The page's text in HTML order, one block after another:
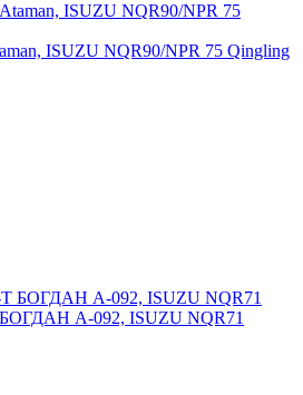
ISUZU NQR90/NPR 75 Qingling
БОГДАН А-092, ISUZU NQR71